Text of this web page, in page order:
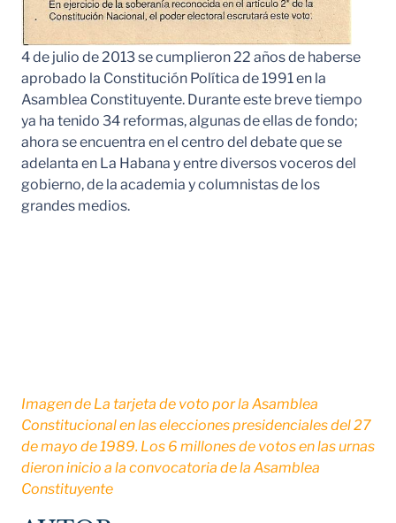
4 de julio de 2013 se cumplieron 22 años de haberse
aprobado la Constitución Política de 1991 en la
Asamblea Constituyente. Durante este breve tiempo
ya ha tenido 34 reformas, algunas de ellas de fondo;
ahora se encuentra en el centro del debate que se
adelanta en La Habana y entre diversos voceros del
gobierno, de la academia y columnistas de los
grandes medios.
Imagen de La tarjeta de voto por la Asamblea
Constitucional en las elecciones presidenciales del 27
de mayo de 1989. Los 6 millones de votos en las urnas
dieron inicio a la convocatoria de la Asamblea
Constituyente